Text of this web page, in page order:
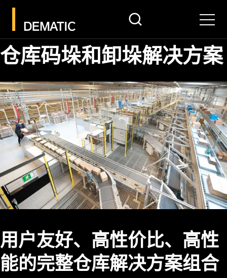
search Menu
仓库码垛和卸垛解决方案
用户友好、高性价比、高性
能的完整仓库解决方案组合